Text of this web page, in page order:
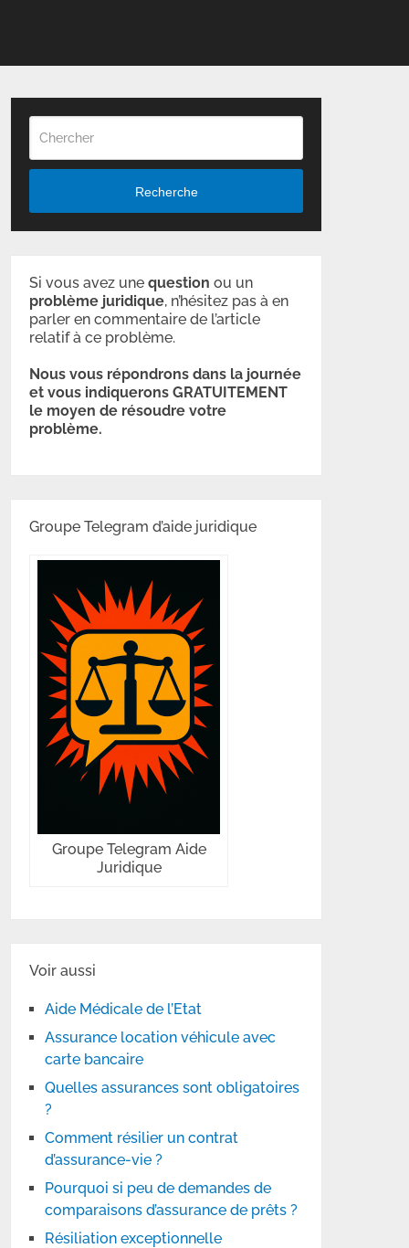
Recherche
Si vous avez unequestion ou un
problème juridique, n’hésitez pas à en
parler en commentaire de l’article
relatif à ce problème.
Nous vous répondrons dans la journée
et vous indiquerons GRATUITEMENT
le moyen de résoudre votre
problème.
Groupe Telegram d’aide juridique
Groupe Telegram Aide
Juridique
Voir aussi
Aide Médicale de l’Etat
Assurance location véhicule avec
carte bancaire
Quelles assurances sont obligatoires
?
Comment résilier un contrat
d’assurance-vie ?
Pourquoi si peu de demandes de
comparaisons d’assurance de prêts ?
Résiliation exceptionnelle